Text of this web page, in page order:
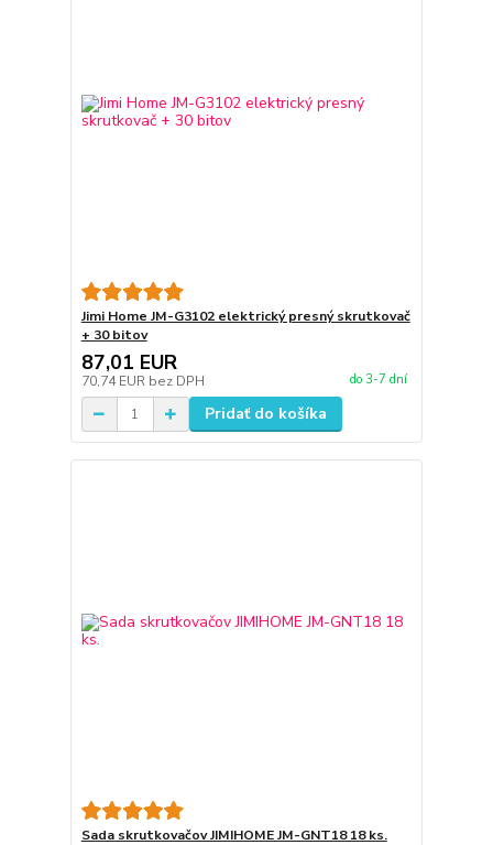
Jimi Home JM-G3102 elektrický presný skrutkovač
+ 30 bitov
87,01 EUR
70,74 EUR bez DPH do 3-7 dní
Pridať do košíka
Sada skrutkovačov JIMIHOME JM-GNT18 18 ks.